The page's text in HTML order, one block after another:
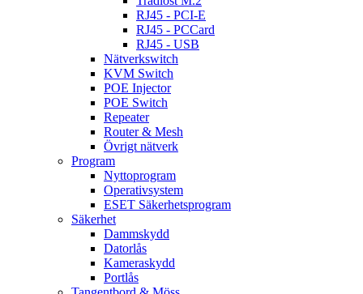
RJ45 - PCI-E
RJ45 - PCCard
RJ45 - USB
Nätverkswitch
KVM Switch
POE Injector
POE Switch
Repeater
Router & Mesh
Övrigt nätverk
Program
Nyttoprogram
Operativsystem
ESET Säkerhetsprogram
Säkerhet
Dammskydd
Datorlås
Kameraskydd
Portlås